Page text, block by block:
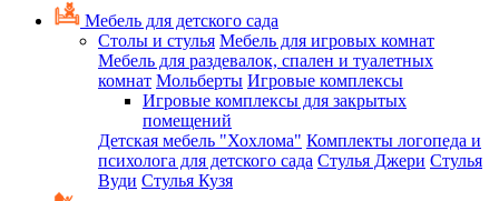
Мебель для детского сада
Столы и стулья Мебель для игровых комнат
Мебель для раздевалок, спален и туалетных
комнат Мольберты Игровые комплексы
Игровые комплексы для закрытых
помещений
Детская мебель "Хохлома" Комплекты логопеда и
психолога для детского сада Стулья Джери Стулья
Вуди Стулья Кузя